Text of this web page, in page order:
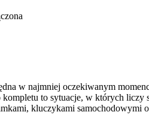
w najmniej oczekiwanym
to sytuacje, w których liczy
kluczykami